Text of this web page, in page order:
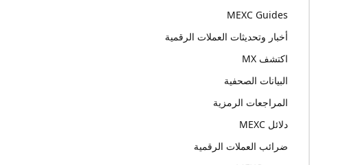
MEXC Guides
أخبار وتحديثات العملات الرقمية
اكتشف MX
البيانات الصحفية
المراجعات الرمزية
دلائل MEXC
ضرائب العملات الرقمية